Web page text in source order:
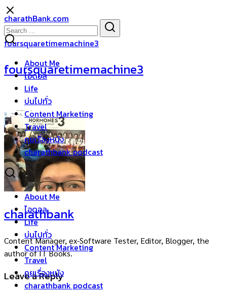
Skip
to
content
charathBank.com
About Me
ไอดอล
Life
บ่นไปทั่ว
Content Marketing
Travel
คุยเรื่องหนัง
charathbank podcast
About Me
ไอดอล
Life
บ่นไปทั่ว
Content Marketing
Travel
คุยเรื่องหนัง
charathbank podcast
Search
for:
foursquaretimemachine3
foursquaretimemachine3
charathbank
Content Manager, ex-Software Tester, Editor, Blogger, the
author of IT Books.
Leave a Reply